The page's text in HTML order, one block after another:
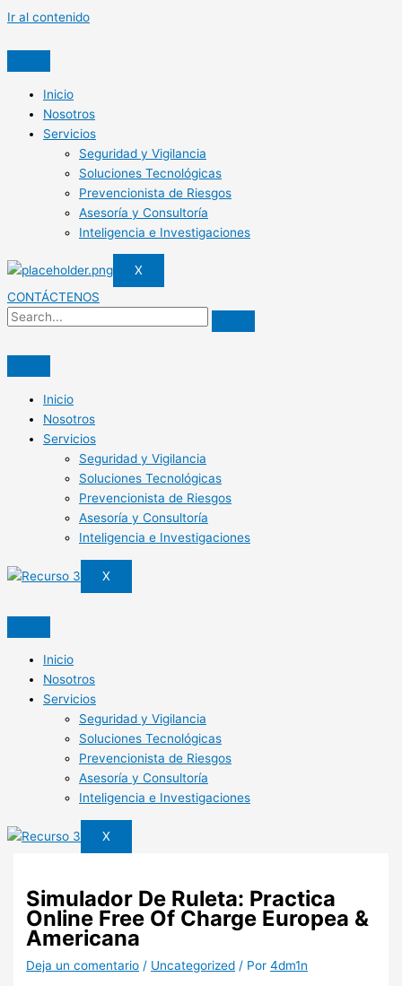
Ir al contenido
Inicio
Nosotros
Servicios
Seguridad y Vigilancia
Soluciones Tecnológicas
Prevencionista de Riesgos
Asesoría y Consultoría
Inteligencia e Investigaciones
X
CONTÁCTENOS
Inicio
Nosotros
Servicios
Seguridad y Vigilancia
Soluciones Tecnológicas
Prevencionista de Riesgos
Asesoría y Consultoría
Inteligencia e Investigaciones
X
Inicio
Nosotros
Servicios
Seguridad y Vigilancia
Soluciones Tecnológicas
Prevencionista de Riesgos
Asesoría y Consultoría
Inteligencia e Investigaciones
X
Simulador De Ruleta: Practica
Online Free Of Charge Europea &
Americana
Deja un comentario / Uncategorized / Por4dm1n